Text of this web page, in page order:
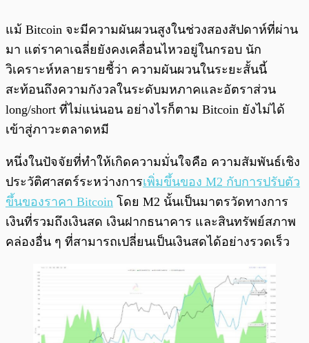
แม้ Bitcoin จะมีความผันผวนสูงในช่วงสองสัปดาห์ที่ผ่าน
มา แต่ราคาเฉลี่ยยังคงเคลื่อนไหวอยู่ในกรอบ นัก
วิเคราะห์หลายรายชี้ว่า ความผันผวนในระยะสั้นนี้
สะท้อนถึงความกังวลในระดับมหภาคและอัตราส่วน
long/short ที่ไม่แน่นอน อย่างไรก็ตาม Bitcoin ยังไม่ได้
เข้าสู่ภาวะตลาดหมี
หนึ่งในปัจจัยที่ทำให้เกิดความมั่นใจคือ ความสัมพันธ์เชิง
ประวัติศาสตร์ระหว่างการเพิ่มขึ้นของ M2 กับการปรับตัว
ขึ้นของราคา Bitcoin โดย M2 นั้นเป็นมาตรวัดทางการ
เงินที่รวมถึงเงินสด เงินฝากธนาคาร และสินทรัพย์สภาพ
คล่องอื่น ๆ ที่สามารถเปลี่ยนเป็นเงินสดได้อย่างรวดเร็ว